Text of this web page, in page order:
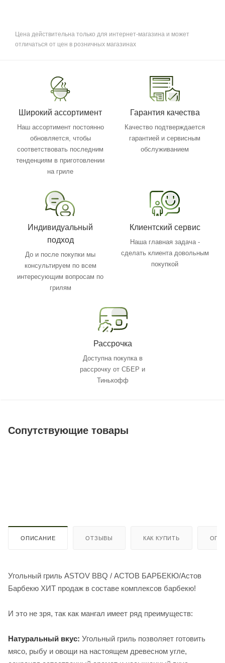
Цена действительна только для интернет-магазина и может
отличаться от цен в розничных магазинах
Широкий ассортимент
Наш ассортимент постоянно
обновляется, чтобы
соответствовать последним
тенденциям в приготовлении
на гриле
Гарантия качества
Качество подтверждается
гарантией и сервисным
обслуживанием
Индивидуальный
подход
До и после покупки мы
консультируем по всем
интересующим вопросам по
грилям
Клиентский сервис
Наша главная задача -
сделать клиента довольным
покупкой
Рассрочка
Доступна покупка в
рассрочку от СБЕР и
Тинькофф
Сопутствующие товары
ОПИСАНИЕ ОТЗЫВЫ КАК КУПИТЬ
Угольный гриль ASTOV BBQ / АСТОВ БАРБЕКЮ/Астов
Барбекю ХИТ продаж в составе комплексов барбекю!
И это не зря, так как мангал имеет ряд преимуществ:
Натуральный вкус: Угольный гриль позволяет готовить
мясо, рыбу и овощи на настоящем древесном угле,